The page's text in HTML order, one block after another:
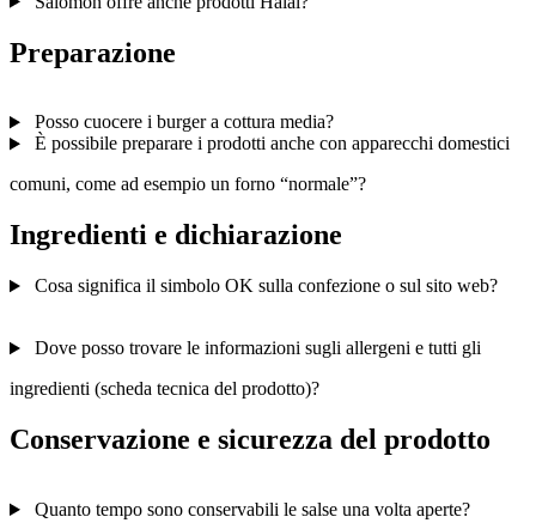
Preparazione
Posso cuocere i burger a cottura media?
È possibile preparare i prodotti anche con apparecchi domestici
comuni, come ad esempio un forno “normale”?
Ingredienti e dichiarazione
Cosa significa il simbolo OK sulla confezione o sul sito web?
Dove posso trovare le informazioni sugli allergeni e tutti gli
ingredienti (scheda tecnica del prodotto)?
Conservazione e sicurezza del prodotto
Quanto tempo sono conservabili le salse una volta aperte?